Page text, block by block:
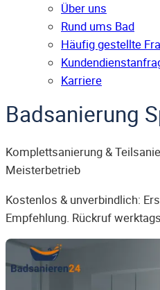
Über uns
Rund ums Bad
Häufig gestellte
Karriere
Badsanierung
Komplettsanierung &
Meisterbetrieb
Kostenlos & unverbindlich:
Empfehlung. Rückruf